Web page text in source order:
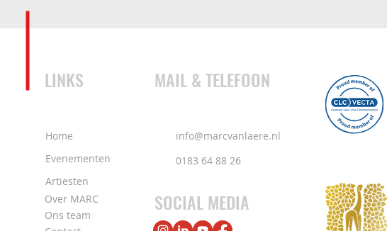
LINKS MAIL & TELEFOON
Home
Evenementen
info@marcvanlaere.nl
0183 64 88 26
Artiesten
Over MARC
Ons team
SOCIAL MEDIA